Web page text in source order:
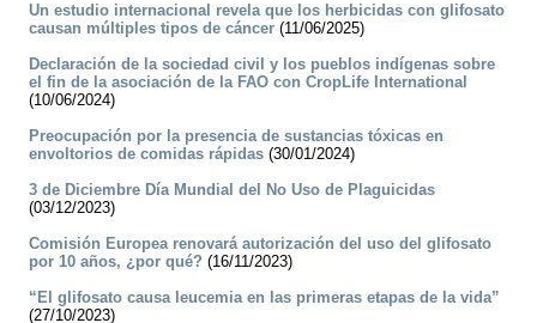
Un estudio internacional revela que los herbicidas con glifosato
causan múltiples tipos de cáncer (11/06/2025)
Declaración de la sociedad civil y los pueblos indígenas sobre
el fin de la asociación de la FAO con CropLife International
(10/06/2024)
Preocupación por la presencia de sustancias tóxicas en
envoltorios de comidas rápidas (30/01/2024)
3 de Diciembre Día Mundial del No Uso de Plaguicidas
(03/12/2023)
Comisión Europea renovará autorización del uso del glifosato
por 10 años, ¿por qué? (16/11/2023)
“El glifosato causa leucemia en las primeras etapas de la vida”
(27/10/2023)